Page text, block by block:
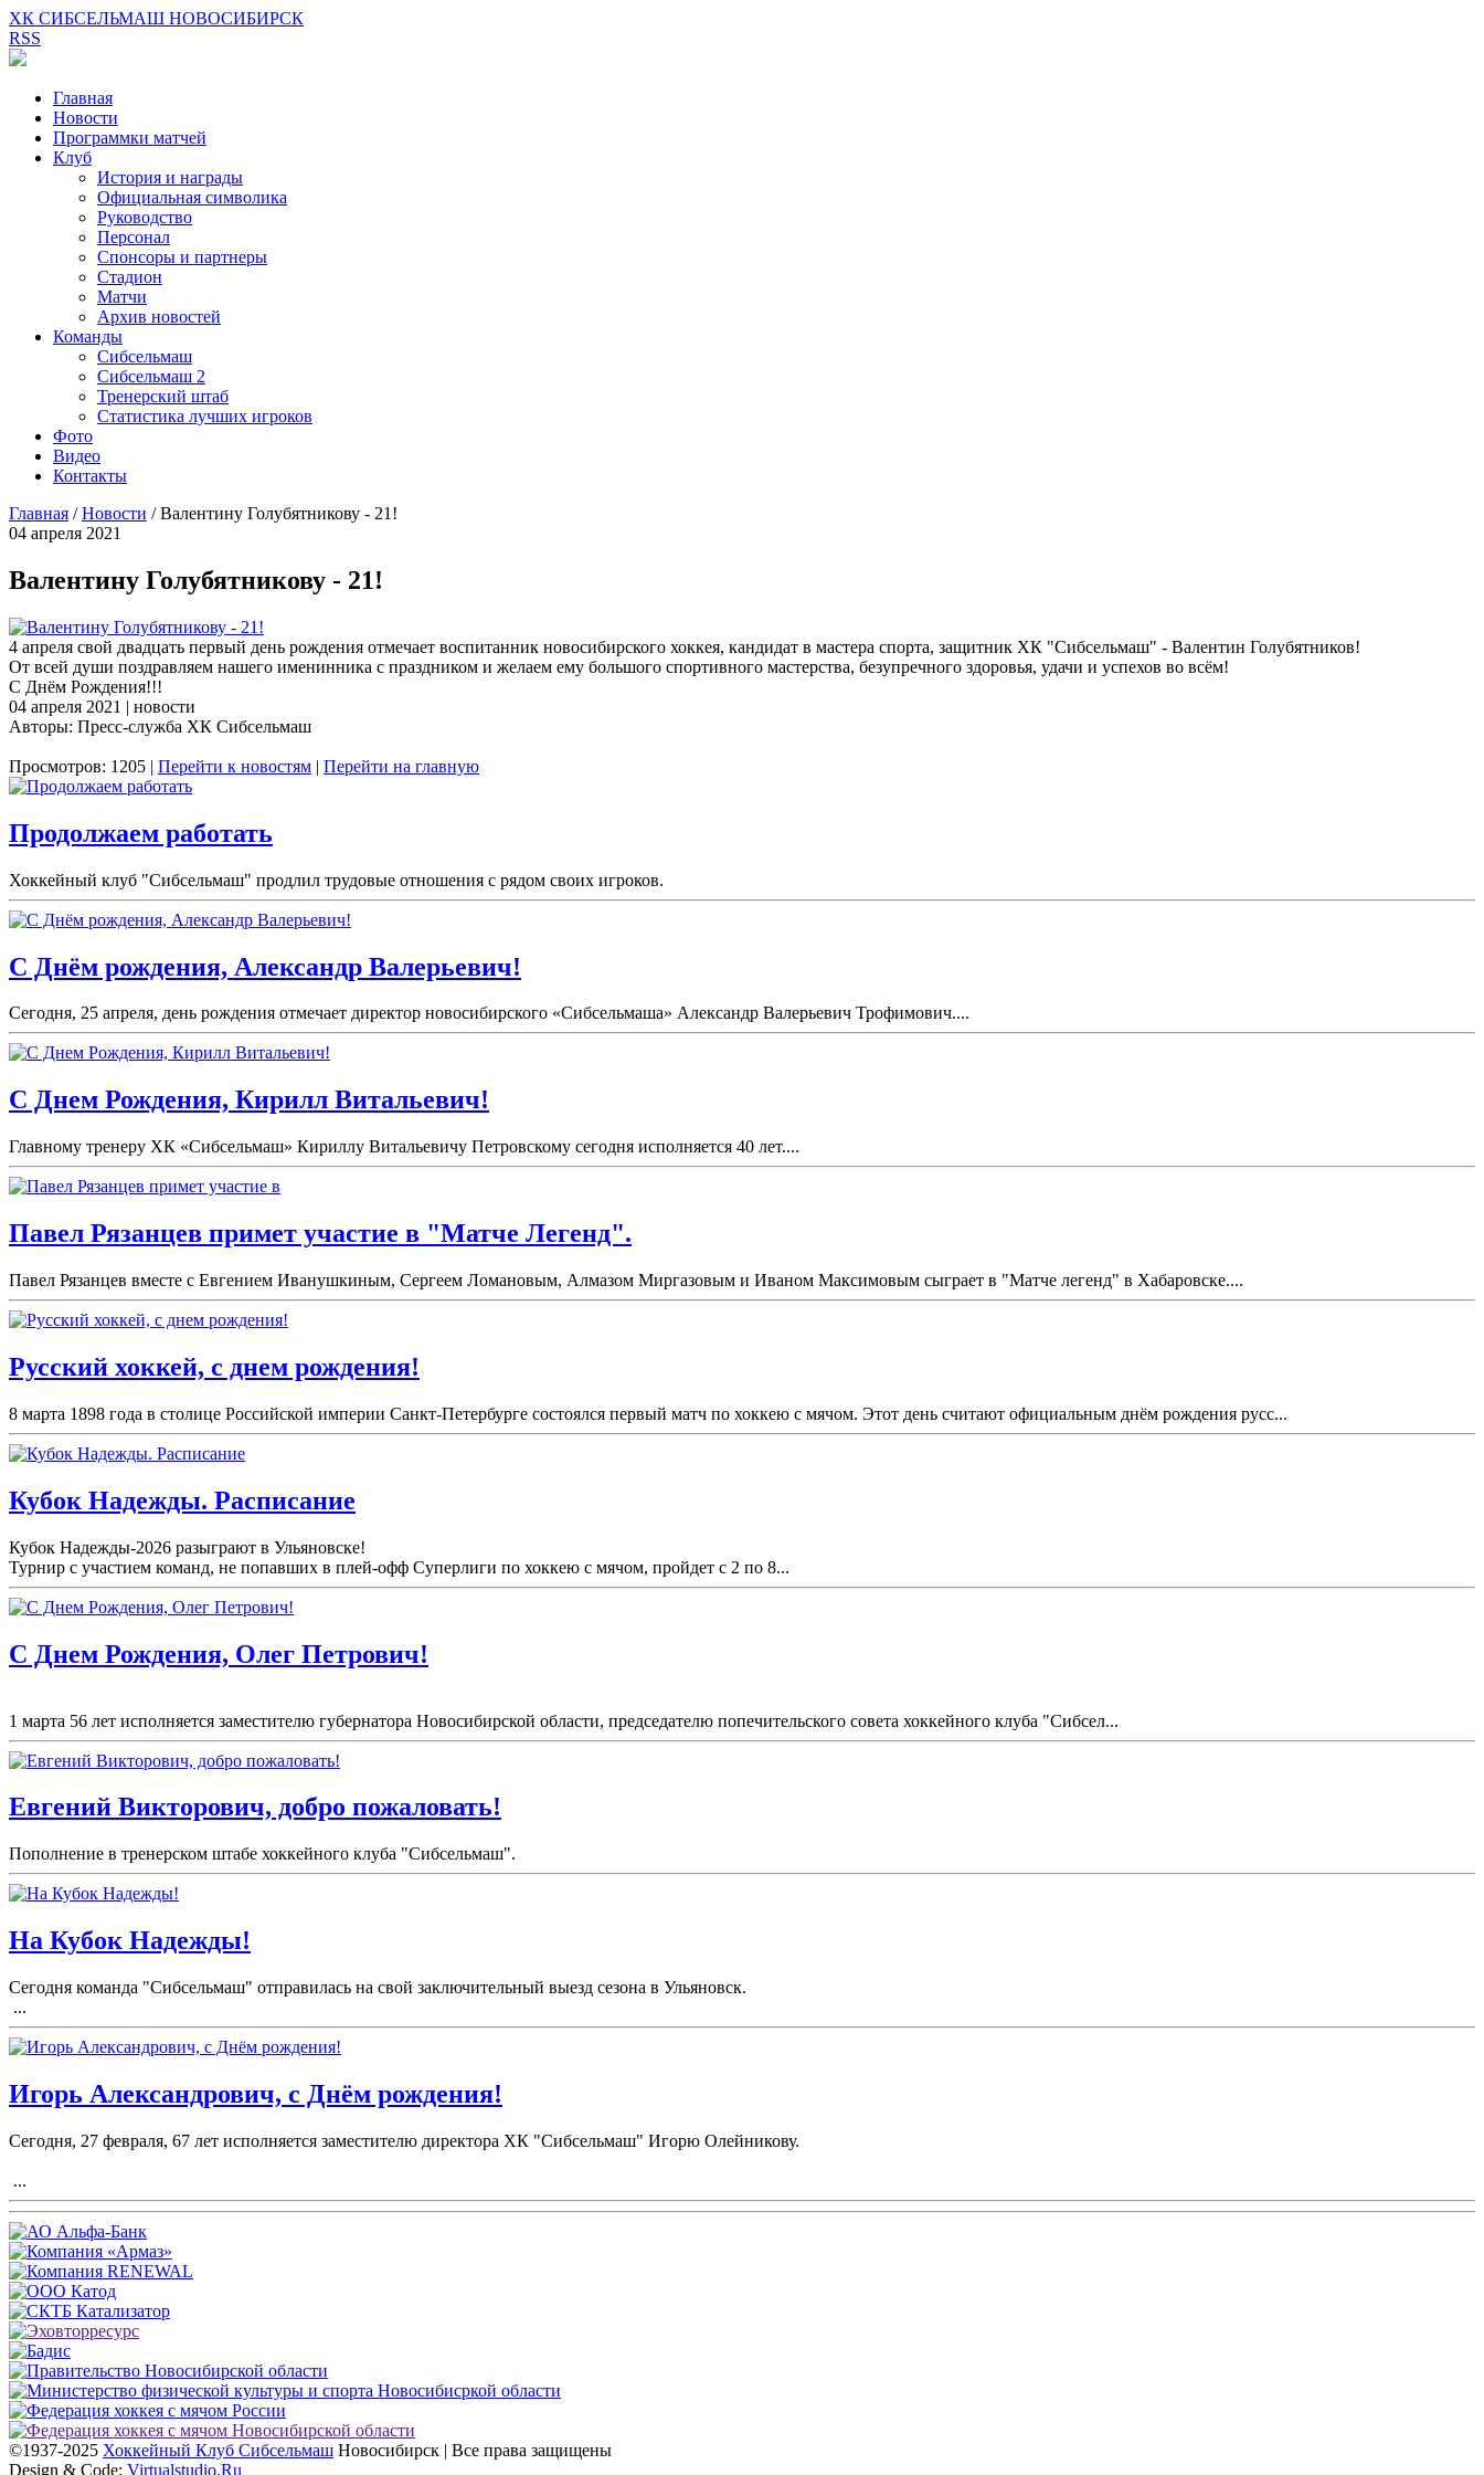
ХК СИБСЕЛЬМАШ НОВОСИБИРСК
RSS
Главная
Новости
Программки матчей
Клуб
История и награды
Официальная символика
Руководство
Персонал
Спонсоры и партнеры
Стадион
Матчи
Архив новостей
Команды
Сибсельмаш
Сибсельмаш 2
Тренерский штаб
Статистика лучших игроков
Фото
Видео
Контакты
Главная /Новости /Валентину Голубятникову - 21!
04 апреля 2021
Валентину Голубятникову - 21!
4 апреля свой двадцать первый день рождения отмечает воспитанник новосибирского хоккея, кандидат в мастера спорта, защитник ХК "Сибсельмаш" - Валентин Голубятников!
От всей души поздравляем нашего именинника с праздником и желаем ему большого спортивного мастерства, безупречного здоровья, удачи и успехов во всём!
С Днём Рождения!!!
04 апреля 2021 | новости
Авторы: Пресс-служба ХК Сибсельмаш
Просмотров: 1205 | Перейти к новостям | Перейти на главную
Продолжаем работать
Хоккейный клуб "Сибсельмаш" продлил трудовые отношения с рядом своих игроков.
С Днём рождения, Александр Валерьевич!
Сегодня, 25 апреля, день рождения отмечает директор новосибирского «Сибсельмаша» Александр Валерьевич Трофимович....
С Днем Рождения, Кирилл Витальевич!
Главному тренеру ХК «Сибсельмаш» Кириллу Витальевичу Петровскому сегодня исполняется 40 лет....
Павел Рязанцев примет участие в "Матче Легенд".
Павел Рязанцев вместе с Евгением Иванушкиным, Сергеем Ломановым, Алмазом Миргазовым и Иваном Максимовым сыграет в "Матче легенд" в Хабаровске....
Русский хоккей, с днем рождения!
8 марта 1898 года в столице Российской империи Санкт-Петербурге состоялся первый матч по хоккею с мячом. Этот день считают официальным днём рождения русс...
Кубок Надежды. Расписание
Кубок Надежды-2026 разыграют в Ульяновске!
Турнир с участием команд, не попавших в плей-офф Суперлиги по хоккею с мячом, пройдет с 2 по 8...
С Днем Рождения, Олег Петрович!
1 марта 56 лет исполняется заместителю губернатора Новосибирской области, председателю попечительского совета хоккейного клуба "Сибсел...
Евгений Викторович, добро пожаловать!
Пополнение в тренерском штабе хоккейного клуба "Сибсельмаш".
На Кубок Надежды!
Сегодня команда "Сибсельмаш" отправилась на свой заключительный выезд сезона в Ульяновск.
...
Игорь Александрович, с Днём рождения!
Сегодня, 27 февраля, 67 лет исполняется заместителю директора ХК "Сибсельмаш" Игорю Олейникову.
...
©1937-2025 Хоккейный Клуб Сибсельмаш Новосибирск | Все права защищены
Design & Code: Virtualstudio.Ru